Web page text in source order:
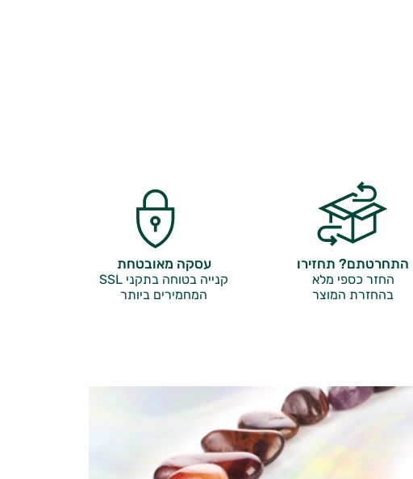
התחרטתם? תחזירו
החזר כספי מלא
בהחזרת המוצר
עסקה מאובטחת
קנייה בטוחה בתקני SSL
המחמירים ביותר